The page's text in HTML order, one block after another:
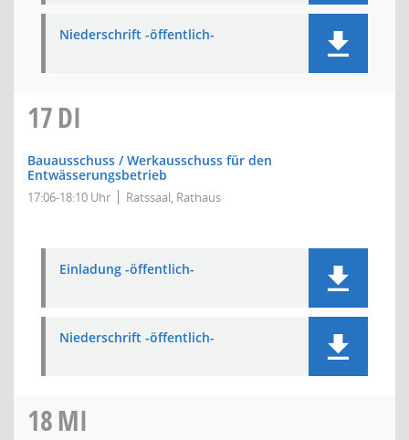
Niederschrift -öffentlich-
17DI
Bauausschuss / Werkausschuss für den
Entwässerungsbetrieb
17:06-18:10 Uhr Ratssaal, Rathaus
Einladung -öffentlich-
Niederschrift -öffentlich-
18MI